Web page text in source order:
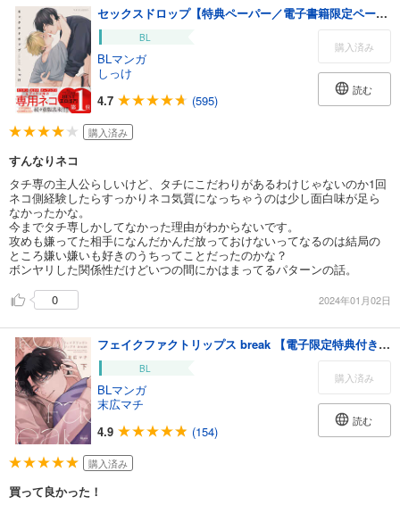
セックスドロップ【特典ペーパー／電子書籍限定ペーパー】
BL
BLマンガ
しっけ
4.7
(595)
購入済み
読む
購入済み
すんなりネコ
タチ専の主人公らしいけど、タチにこだわりがあるわけじゃないのか1回
ネコ側経験したらすっかりネコ気質になっちゃうのは少し面白味が足ら
なかったかな。
今までタチ専しかしてなかった理由がわからないです。
攻めも嫌ってた相手になんだかんだ放っておけないってなるのは結局の
ところ嫌い嫌いも好きのうちってことだったのかな？
ボンヤリした関係性だけどいつの間にかはまってるパターンの話。
0
2024年01月02日
フェイクファクトリップス break 【電子限定特典付き】(下)
BL
BLマンガ
末広マチ
4.9
(154)
購入済み
読む
購入済み
買って良かった！